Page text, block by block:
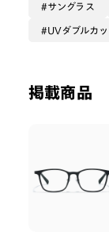
メガネも欲し
にスイッチで
プレートには
する心配もご
サングラス
UVダブルカ
掲載商品